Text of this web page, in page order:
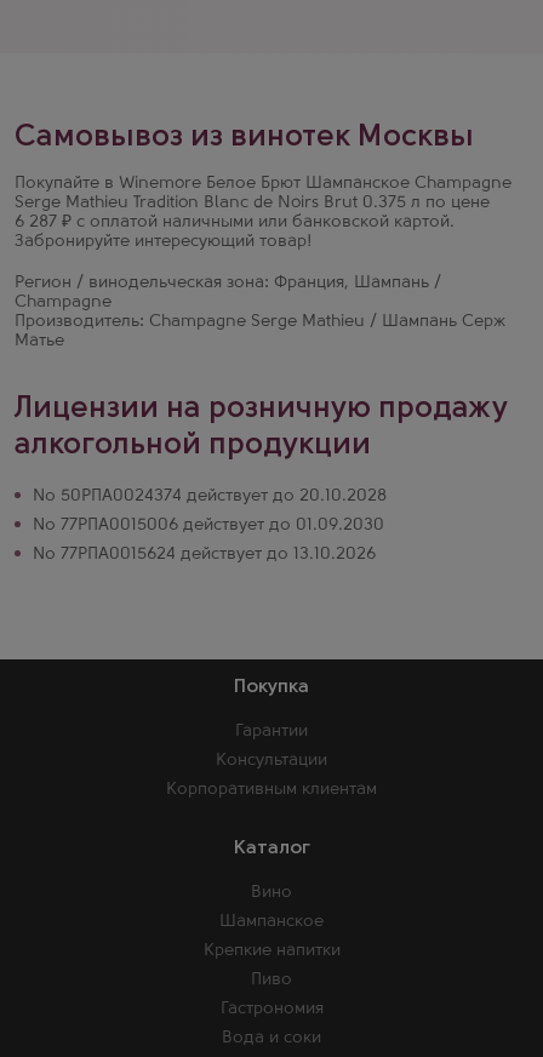
Самовывоз из винотек Москвы
Покупайте в Winemore Белое Брют Шампанское Champagne
Serge Mathieu Tradition Blanc de Noirs Brut 0.375 л по цене
6 287 ₽ с оплатой наличными или банковской картой.
Забронируйте интересующий товар!
Регион / винодельческая зона: Франция, Шампань /
Champagne
Производитель: Champagne Serge Mathieu / Шампань Серж
Матье
Лицензии на розничную продажу
алкогольной продукции
№ 50РПА0024374 действует до 20.10.2028
№ 77РПА0015006 действует до 01.09.2030
№ 77РПА0015624 действует до 13.10.2026
Покупка
Гарантии
Консультации
Корпоративным клиентам
Каталог
Вино
Шампанское
Крепкие напитки
Пиво
Гастрономия
Вода и соки